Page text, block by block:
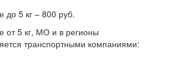
до 5 кг – 800 руб.
от 5 кг, МО и в регионы
транспортными компаниями: